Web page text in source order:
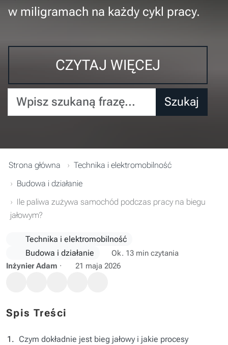
w miligramach na każdy cykl pracy.
CZYTAJ WIĘCEJ
Wpisz szukaną frazę... Szukaj
Strona główna
Technika i elektromobilność
Budowa i działanie
Ile paliwa zużywa samochód podczas pracy na biegu
jałowym?
Technika i elektromobilność
Budowa i działanie
Ok. 13 min czytania
Inżynier Adam · 21 maja 2026
Spis Treści
Czym dokładnie jest bieg jałowy i jakie procesy